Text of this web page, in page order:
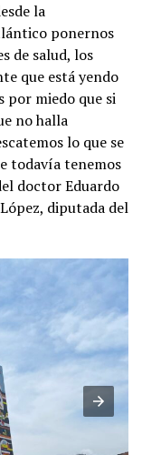
la
ponernos
de salud, los
que está yendo
por miedo que si
no halla
lo que se
todavía tenemos
doctor Eduardo
diputada del